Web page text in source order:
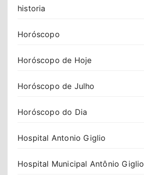
historia
Horóscopo
Horóscopo de Hoje
Horóscopo de Julho
Horóscopo do Dia
Hospital Antonio Giglio
Hospital Municipal Antônio Giglio